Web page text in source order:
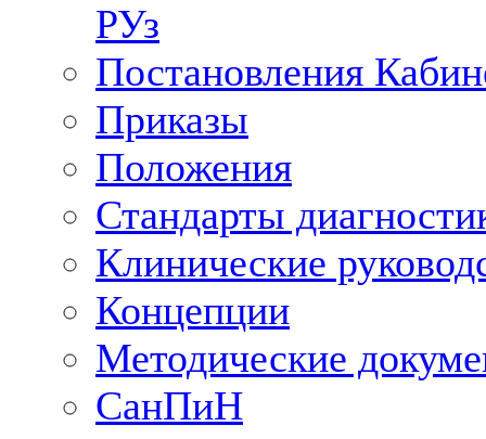
РУз
Постановления
Приказы
Положения
Стандарты
Клинические
Концепции
Методические
СанПиН